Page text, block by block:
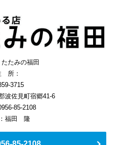
たみの福田
所：
3715
波佐見町宿郷41-6
85-2108
福田 隆